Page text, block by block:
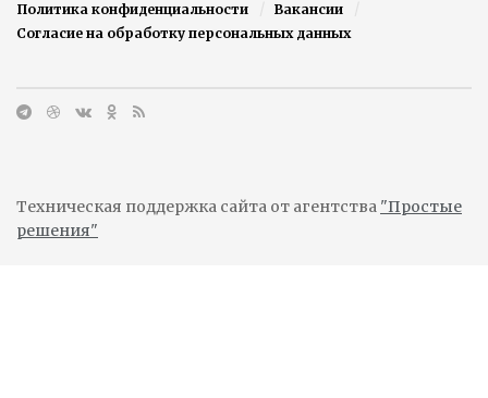
Политика конфиденциальности
Вакансии
Согласие на обработку персональных данных
Техническая поддержка сайта от агентства "Простые
решения"